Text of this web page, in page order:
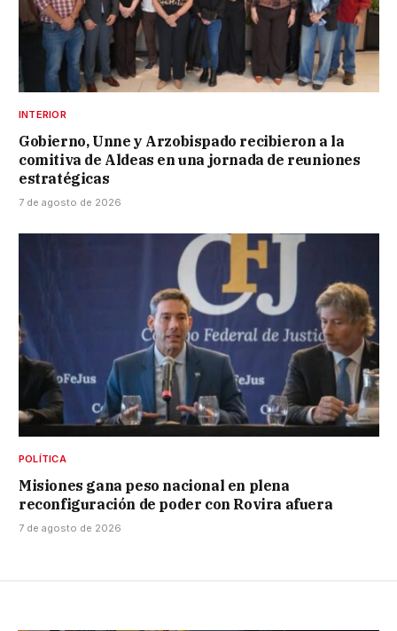
INTERIOR
Gobierno, Unne y Arzobispado recibieron a la
comitiva de Aldeas en una jornada de reuniones
estratégicas
7 de agosto de 2026
POLÍTICA
Misiones gana peso nacional en plena
reconfiguración de poder con Rovira afuera
7 de agosto de 2026